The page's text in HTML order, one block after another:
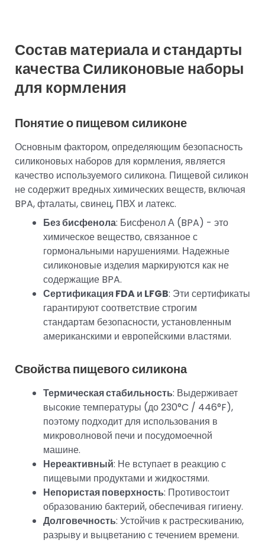
Состав материала и стандарты
качестваСиликоновые наборы
для кормления
Понятие о пищевом силиконе
Основным фактором, определяющим безопасность
силиконовых наборов для кормления, является
качество используемого силикона. Пищевой силикон
не содержит вредных химических веществ, включая
BPA, фталаты, свинец, ПВХ и латекс.
Без бисфенола: Бисфенол А (BPA) - это
химическое вещество, связанное с
гормональными нарушениями. Надежные
силиконовые изделия маркируются как не
содержащие BPA.
Сертификация FDA и LFGB: Эти сертификаты
гарантируют соответствие строгим
стандартам безопасности, установленным
американскими и европейскими властями.
Свойства пищевого силикона
Термическая стабильность: Выдерживает
высокие температуры (до 230°C / 446°F),
поэтому подходит для использования в
микроволновой печи и посудомоечной
машине.
Нереактивный: Не вступает в реакцию с
пищевыми продуктами и жидкостями.
Непористая поверхность: Противостоит
образованию бактерий, обеспечивая гигиену.
Долговечность: Устойчив к растрескиванию,
разрыву и выцветанию с течением времени.